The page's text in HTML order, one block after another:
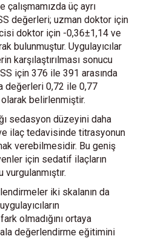
çalışmamızda üç ayrı
değerleri; uzman doktor için
doktor için -0,36±1,14 ve
bulunmuştur. Uygulayıcılar
karşılaştırılması sonucu
için 376 ile 391 arasında
değerleri 0,72 ile 0,77
belirlenmiştir.
sedasyon düzeyini daha
ilaç tedavisinde titrasyonun
verebilmesidir. Bu geniş
için sedatif ilaçların
iki skalanın da
olmadığını ortaya
değerlendirme eğitimini